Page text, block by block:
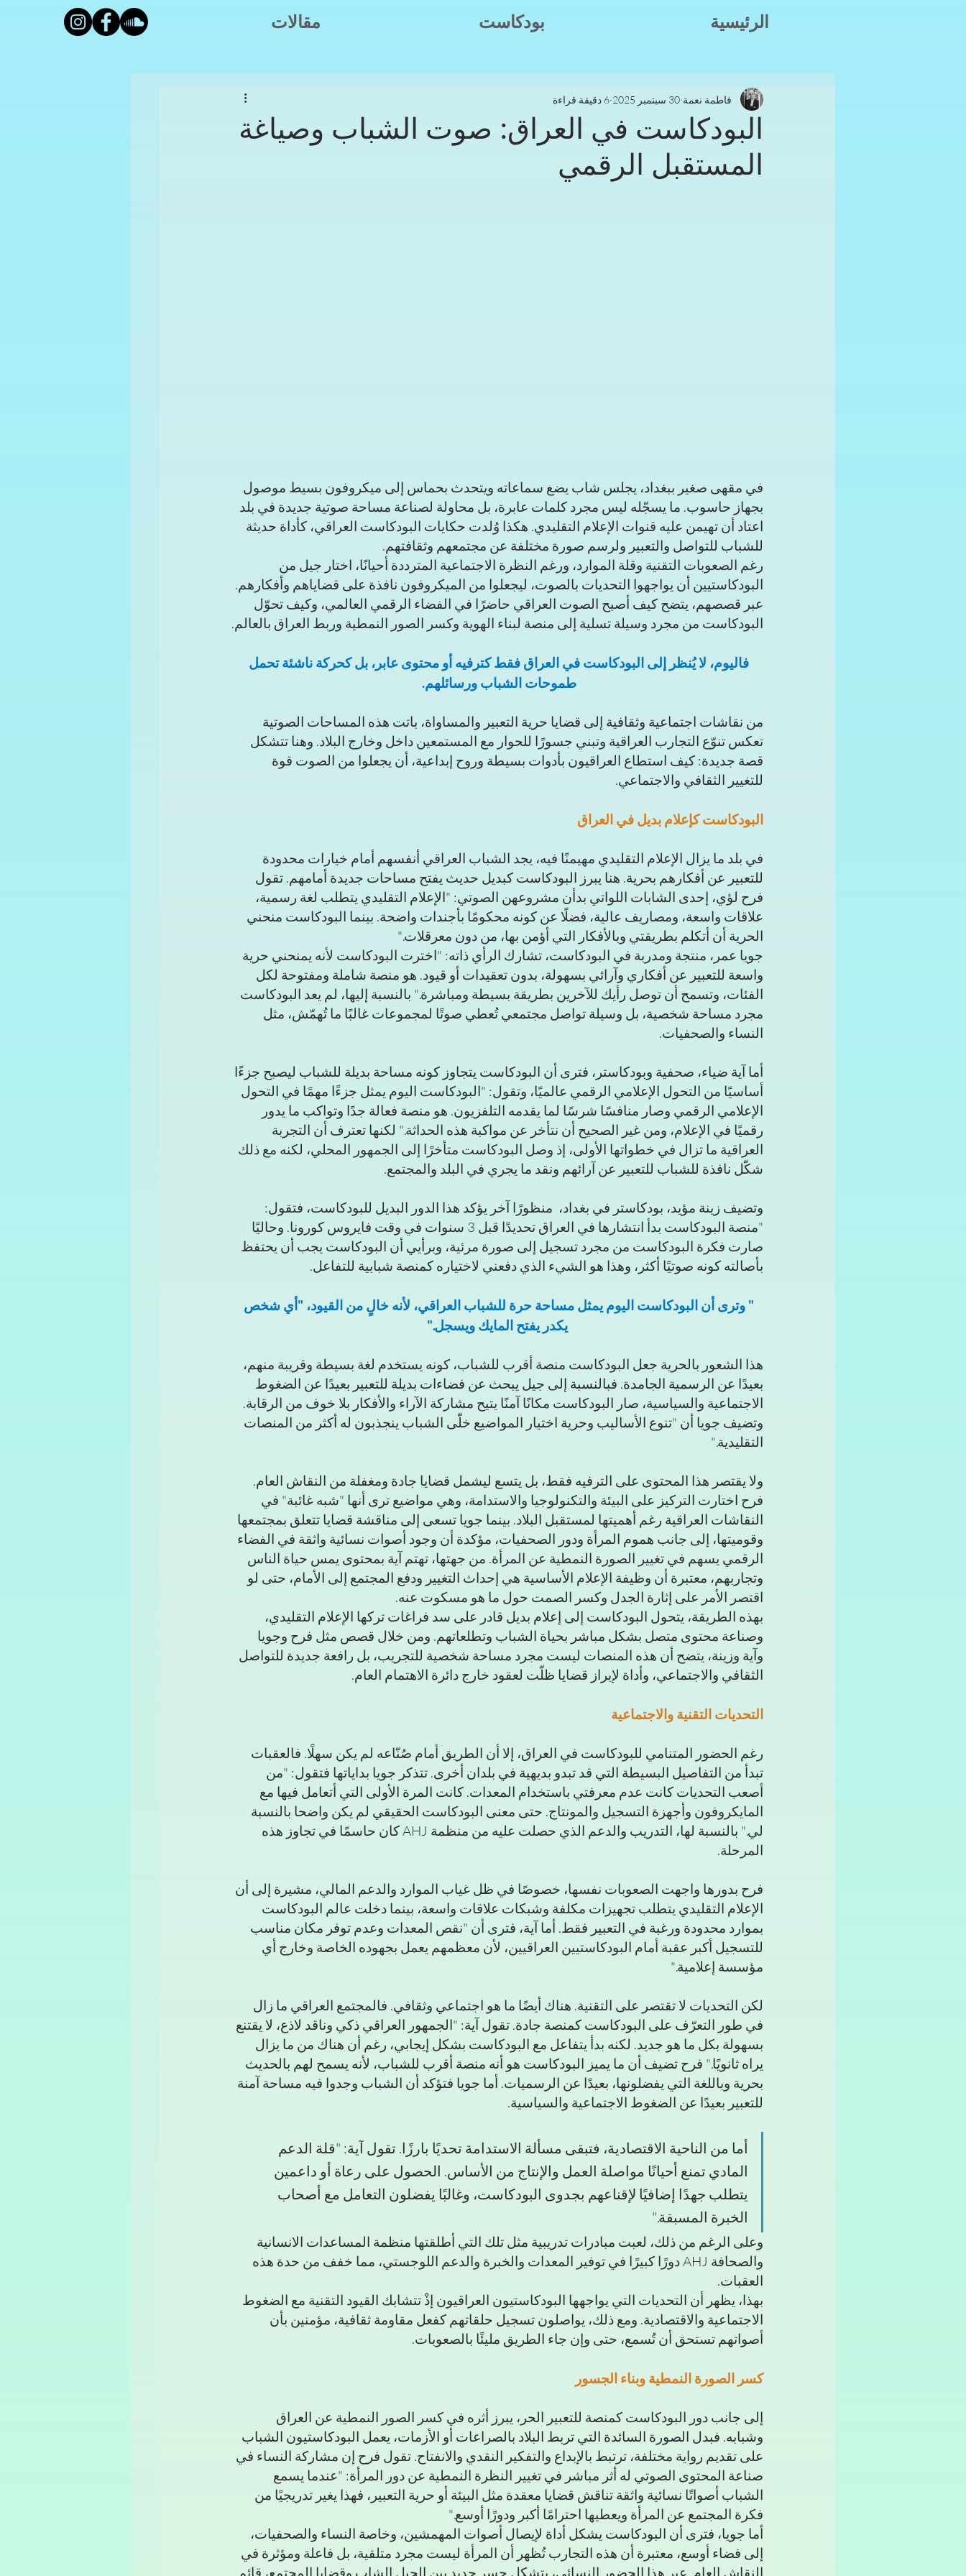
الرئيسية بودكاست مقالات
البودكاست في العراق: صوت الشباب وصياغة
المستقبل الرقمي
فاطمة نعمة 30 سبتمبر 2025 6 دقيقة قراءة
في مقهى صغير ببغداد، يجلس شاب يضع سماعاته ويتحدث بحماس إلى ميكروفون بسيط موصول
بجهاز حاسوب. ما يسجّله ليس مجرد كلمات عابرة، بل محاولة لصناعة مساحة صوتية جديدة في بلد
اعتاد أن تهيمن عليه قنوات الإعلام التقليدي. هكذا وُلدت حكايات البودكاست العراقي، كأداة حديثة
للشباب للتواصل والتعبير ولرسم صورة مختلفة عن مجتمعهم وثقافتهم.
رغم الصعوبات التقنية وقلة الموارد، ورغم النظرة الاجتماعية المترددة أحيانًا، اختار جيل من
البودكاستيين أن يواجهوا التحديات بالصوت، ليجعلوا من الميكروفون نافذة على قضاياهم وأفكارهم.
عبر قصصهم، يتضح كيف أصبح الصوت العراقي حاضرًا في الفضاء الرقمي العالمي، وكيف تحوّل
البودكاست من مجرد وسيلة تسلية إلى منصة لبناء الهوية وكسر الصور النمطية وربط العراق بالعالم.
فاليوم، لا يُنظر إلى البودكاست في العراق فقط كترفيه أو محتوى عابر، بل كحركة ناشئة تحمل
طموحات الشباب ورسائلهم.
من نقاشات اجتماعية وثقافية إلى قضايا حرية التعبير والمساواة، باتت هذه المساحات الصوتية
تعكس تنوّع التجارب العراقية وتبني جسورًا للحوار مع المستمعين داخل وخارج البلاد. وهنا تتشكل
قصة جديدة: كيف استطاع العراقيون بأدوات بسيطة وروح إبداعية، أن يجعلوا من الصوت قوة
للتغيير الثقافي والاجتماعي.
البودكاست كإعلام بديل في العراق
في بلد ما يزال الإعلام التقليدي مهيمنًا فيه، يجد الشباب العراقي أنفسهم أمام خيارات محدودة
للتعبير عن أفكارهم بحرية. هنا يبرز البودكاست كبديل حديث يفتح مساحات جديدة أمامهم. تقول
فرح لؤي، إحدى الشابات اللواتي بدأن مشروعهن الصوتي: "الإعلام التقليدي يتطلب لغة رسمية،
علاقات واسعة، ومصاريف عالية، فضلًا عن كونه محكومًا بأجندات واضحة. بينما البودكاست منحني
الحرية أن أتكلم بطريقتي وبالأفكار التي أؤمن بها، من دون معرقلات."
جويا عمر، منتجة ومدربة في البودكاست، تشارك الرأي ذاته: "اخترت البودكاست لأنه يمنحني حرية
واسعة للتعبير عن أفكاري وآرائي بسهولة، بدون تعقيدات أو قيود. هو منصة شاملة ومفتوحة لكل
الفئات، وتسمح أن توصل رأيك للآخرين بطريقة بسيطة ومباشرة." بالنسبة إليها، لم يعد البودكاست
مجرد مساحة شخصية، بل وسيلة تواصل مجتمعي تُعطي صوتًا لمجموعات غالبًا ما تُهمّش، مثل
النساء والصحفيات.
أما آية ضياء، صحفية وبودكاستر، فترى أن البودكاست يتجاوز كونه مساحة بديلة للشباب ليصبح جزءًا
أساسيًا من التحول الإعلامي الرقمي عالميًا، وتقول: "البودكاست اليوم يمثل جزءًا مهمًا في التحول
الإعلامي الرقمي وصار منافسًا شرسًا لما يقدمه التلفزيون. هو منصة فعالة جدًا وتواكب ما يدور
رقميًا في الإعلام، ومن غير الصحيح أن نتأخر عن مواكبة هذه الحداثة." لكنها تعترف أن التجربة
العراقية ما تزال في خطواتها الأولى، إذ وصل البودكاست متأخرًا إلى الجمهور المحلي، لكنه مع ذلك
شكّل نافذة للشباب للتعبير عن آرائهم ونقد ما يجري في البلد والمجتمع.
وتضيف زينة مؤيد، بودكاستر في بغداد،  منظورًا آخر يؤكد هذا الدور البديل للبودكاست، فتقول:
"منصة البودكاست بدأ انتشارها في العراق تحديدًا قبل 3 سنوات في وقت فايروس كورونا. وحاليًا
صارت فكرة البودكاست من مجرد تسجيل إلى صورة مرئية، وبرأيي أن البودكاست يجب أن يحتفظ
بأصالته كونه صوتيًا أكثر، وهذا هو الشيء الذي دفعني لاختياره كمنصة شبابية للتفاعل.
" وترى أن البودكاست اليوم يمثل مساحة حرة للشباب العراقي، لأنه خالٍ من القيود، "أي شخص
يكدر يفتح المايك ويسجل."
هذا الشعور بالحرية جعل البودكاست منصة أقرب للشباب، كونه يستخدم لغة بسيطة وقريبة منهم،
بعيدًا عن الرسمية الجامدة. فبالنسبة إلى جيل يبحث عن فضاءات بديلة للتعبير بعيدًا عن الضغوط
الاجتماعية والسياسية، صار البودكاست مكانًا آمنًا يتيح مشاركة الآراء والأفكار بلا خوف من الرقابة.
وتضيف جويا أن "تنوع الأساليب وحرية اختيار المواضيع خلّى الشباب ينجذبون له أكثر من المنصات
التقليدية."
ولا يقتصر هذا المحتوى على الترفيه فقط، بل يتسع ليشمل قضايا جادة ومغفلة من النقاش العام.
فرح اختارت التركيز على البيئة والتكنولوجيا والاستدامة، وهي مواضيع ترى أنها "شبه غائبة" في
النقاشات العراقية رغم أهميتها لمستقبل البلاد. بينما جويا تسعى إلى مناقشة قضايا تتعلق بمجتمعها
وقوميتها، إلى جانب هموم المرأة ودور الصحفيات، مؤكدة أن وجود أصوات نسائية واثقة في الفضاء
الرقمي يسهم في تغيير الصورة النمطية عن المرأة. من جهتها، تهتم آية بمحتوى يمس حياة الناس
وتجاربهم، معتبرة أن وظيفة الإعلام الأساسية هي إحداث التغيير ودفع المجتمع إلى الأمام، حتى لو
اقتصر الأمر على إثارة الجدل وكسر الصمت حول ما هو مسكوت عنه.
بهذه الطريقة، يتحول البودكاست إلى إعلام بديل قادر على سد فراغات تركها الإعلام التقليدي،
وصناعة محتوى متصل بشكل مباشر بحياة الشباب وتطلعاتهم. ومن خلال قصص مثل فرح وجويا
وآية وزينة، يتضح أن هذه المنصات ليست مجرد مساحة شخصية للتجريب، بل رافعة جديدة للتواصل
الثقافي والاجتماعي، وأداة لإبراز قضايا ظلّت لعقود خارج دائرة الاهتمام العام.
التحديات التقنية والاجتماعية
رغم الحضور المتنامي للبودكاست في العراق، إلا أن الطريق أمام صُنّاعه لم يكن سهلًا. فالعقبات
تبدأ من التفاصيل البسيطة التي قد تبدو بديهية في بلدان أخرى. تتذكر جويا بداياتها فتقول: "من
أصعب التحديات كانت عدم معرفتي باستخدام المعدات. كانت المرة الأولى التي أتعامل فيها مع
المايكروفون وأجهزة التسجيل والمونتاج. حتى معنى البودكاست الحقيقي لم يكن واضحا بالنسبة
لي." بالنسبة لها، التدريب والدعم الذي حصلت عليه من منظمة AHJ كان حاسمًا في تجاوز هذه
المرحلة.
فرح بدورها واجهت الصعوبات نفسها، خصوصًا في ظل غياب الموارد والدعم المالي، مشيرة إلى أن
الإعلام التقليدي يتطلب تجهيزات مكلفة وشبكات علاقات واسعة، بينما دخلت عالم البودكاست
بموارد محدودة ورغبة في التعبير فقط. أما آية، فترى أن "نقص المعدات وعدم توفر مكان مناسب
للتسجيل أكبر عقبة أمام البودكاستيين العراقيين، لأن معظمهم يعمل بجهوده الخاصة وخارج أي
مؤسسة إعلامية."
لكن التحديات لا تقتصر على التقنية. هناك أيضًا ما هو اجتماعي وثقافي. فالمجتمع العراقي ما زال
في طور التعرّف على البودكاست كمنصة جادة. تقول آية: "الجمهور العراقي ذكي وناقد لاذع، لا يقتنع
بسهولة بكل ما هو جديد. لكنه بدأ يتفاعل مع البودكاست بشكل إيجابي، رغم أن هناك من ما يزال
يراه ثانويًا." فرح تضيف أن ما يميز البودكاست هو أنه منصة أقرب للشباب، لأنه يسمح لهم بالحديث
بحرية وباللغة التي يفضلونها، بعيدًا عن الرسميات. أما جويا فتؤكد أن الشباب وجدوا فيه مساحة آمنة
للتعبير بعيدًا عن الضغوط الاجتماعية والسياسية.
أما من الناحية الاقتصادية، فتبقى مسألة الاستدامة تحديًا بارزًا. تقول آية: "قلة الدعم
المادي تمنع أحيانًا مواصلة العمل والإنتاج من الأساس. الحصول على رعاة أو داعمين
يتطلب جهدًا إضافيًا لإقناعهم بجدوى البودكاست، وغالبًا يفضلون التعامل مع أصحاب
الخبرة المسبقة."
وعلى الرغم من ذلك، لعبت مبادرات تدريبية مثل تلك التي أطلقتها منظمة المساعدات الانسانية
والصحافة AHJ دورًا كبيرًا في توفير المعدات والخبرة والدعم اللوجستي، مما خفف من حدة هذه
العقبات.
بهذا، يظهر أن التحديات التي يواجهها البودكاستيون العراقيون إذْ تتشابك القيود التقنية مع الضغوط
الاجتماعية والاقتصادية. ومع ذلك، يواصلون تسجيل حلقاتهم كفعل مقاومة ثقافية، مؤمنين بأن
أصواتهم تستحق أن تُسمع، حتى وإن جاء الطريق مليئًا بالصعوبات.
كسر الصورة النمطية وبناء الجسور
إلى جانب دور البودكاست كمنصة للتعبير الحر، يبرز أثره في كسر الصور النمطية عن العراق
وشبابه. فبدل الصورة السائدة التي تربط البلاد بالصراعات أو الأزمات، يعمل البودكاستيون الشباب
على تقديم رواية مختلفة، ترتبط بالإبداع والتفكير النقدي والانفتاح. تقول فرح إن مشاركة النساء في
صناعة المحتوى الصوتي له أثر مباشر في تغيير النظرة النمطية عن دور المرأة: "عندما يسمع
الشباب أصواتًا نسائية واثقة تناقش قضايا معقدة مثل البيئة أو حرية التعبير، فهذا يغير تدريجيًا من
فكرة المجتمع عن المرأة ويعطيها احترامًا أكبر ودورًا أوسع."
أما جويا، فترى أن البودكاست يشكل أداة لإيصال أصوات المهمشين، وخاصة النساء والصحفيات،
إلى فضاء أوسع، معتبرة أن هذه التجارب تُظهر أن المرأة ليست مجرد متلقية، بل فاعلة ومؤثرة في
النقاش العام. عبر هذا الحضور النسائي، يتشكل جسر جديد بين الجيل الشاب وقضايا المجتمع، قائم